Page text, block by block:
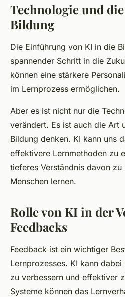
Technologie und
Bildung
Die Einführung von KI in die
spannender Schritt in die
können eine stärkere
im Lernprozess ermöglichen.
Aber es ist nicht nur die
verändert. Es ist auch die Art
Bildung denken. KI kann uns
effektivere Lernmethoden zu
tieferes Verständnis davon
Menschen lernen.
Rolle von KI in der
Feedbacks
Feedback ist ein wichtiger
Lernprozesses. KI kann
zu verbessern und effektiver
Systeme können das